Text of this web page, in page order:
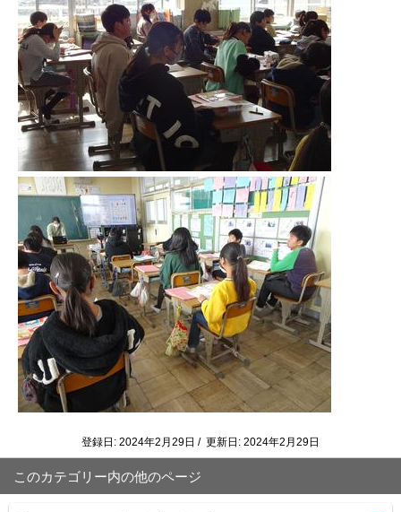
登録日: 2024年2月29日 / 更新日: 2024年2月29日
このカテゴリー内の他のページ